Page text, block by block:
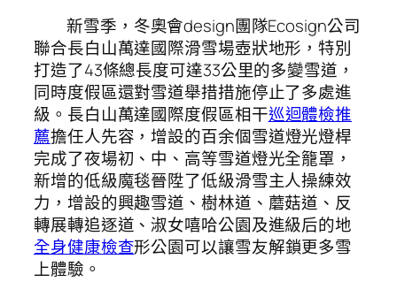
新雪季，冬奧會design團隊Ecosign公司
聯合長白山萬達國際滑雪場壺狀地形，特別
打造了43條總長度可達33公里的多變雪道，
同時度假區還對雪道舉措措施停止了多處進
級。長白山萬達國際度假區相干巡迴體檢推
薦擔任人先容，增設的百余個雪道燈光燈桿
完成了夜場初、中、高等雪道燈光全籠罩，
新增的低級魔毯晉陞了低級滑雪主人操練效
力，增設的興趣雪道、樹林道、蘑菇道、反
轉展轉追逐道、淑女嘻哈公園及進級后的地
全身健康檢查形公園可以讓雪友解鎖更多雪
上體驗。